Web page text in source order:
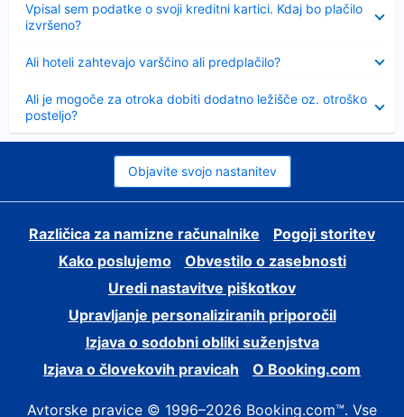
Vpisal sem podatke o svoji kreditni kartici. Kdaj bo plačilo
izvršeno?
Ali hoteli zahtevajo varščino ali predplačilo?
Ali je mogoče za otroka dobiti dodatno ležišče oz. otroško
posteljo?
Objavite svojo nastanitev
Različica za namizne računalnike
Pogoji storitev
Kako poslujemo
Obvestilo o zasebnosti
Uredi nastavitve piškotkov
Upravljanje personaliziranih priporočil
Izjava o sodobni obliki suženjstva
Izjava o človekovih pravicah
O Booking.com
Avtorske pravice © 1996–2026 Booking.com™. Vse